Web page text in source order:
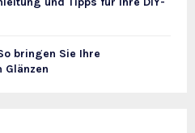
bringen Sie Ihre